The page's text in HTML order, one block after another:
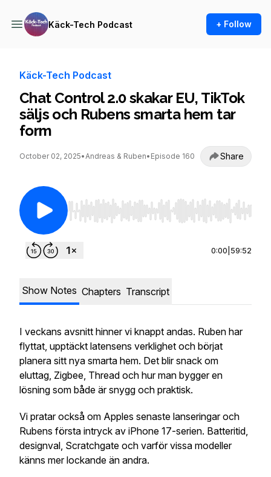
Käck-Tech Podcast + Follow
Käck-Tech Podcast
Chat Control 2.0 skakar EU, TikTok
säljs och Rubens smarta hem tar
form
October 02, 2025•Andreas & Ruben• Episode 160 Share
Use Left/Right to seek, Home/End to jump to
0:00 59:52
Show Notes Chapters Transcript
I veckans avsnitt hinner vi knappt andas. Ruben har
flyttat, upptäckt latensens verklighet och börjat
planera sitt nya smarta hem. Det blir snack om
eluttag, Zigbee, Thread och hur man bygger en
lösning som både är snygg och praktisk.
Vi pratar också om Apples senaste lanseringar och
Rubens första intryck av iPhone 17-serien. Batteritid,
designval, Scratchgate och varför vissa modeller
känns mer lockande än andra.